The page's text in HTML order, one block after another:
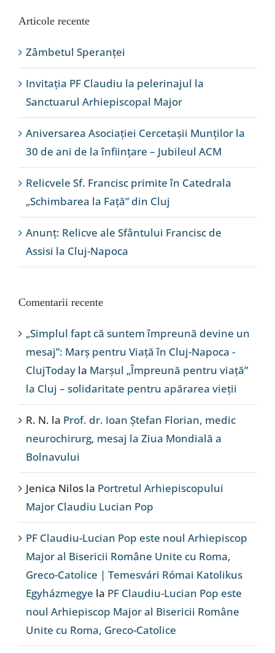
Articole recente
Zâmbetul Speranței
Invitația PF Claudiu la pelerinajul la
Sanctuarul Arhiepiscopal Major
Aniversarea Asociației Cercetașii Munților la
30 de ani de la înființare – Jubileul ACM
Relicvele Sf. Francisc primite în Catedrala
„Schimbarea la Față” din Cluj
Anunț: Relicve ale Sfântului Francisc de
Assisi la Cluj-Napoca
Comentarii recente
„Simplul fapt că suntem împreună devine un
mesaj”: Marș pentru Viață în Cluj-Napoca -
ClujToday la Marșul „Împreună pentru viață”
la Cluj – solidaritate pentru apărarea vieții
R. N. la Prof. dr. Ioan Ștefan Florian, medic
neurochirurg, mesaj la Ziua Mondială a
Bolnavului
Jenica Nilos la Portretul Arhiepiscopului
Major Claudiu Lucian Pop
PF Claudiu-Lucian Pop este noul Arhiepiscop
Major al Bisericii Române Unite cu Roma,
Greco-Catolice | Temesvári Római Katolikus
Egyházmegye la PF Claudiu-Lucian Pop este
noul Arhiepiscop Major al Bisericii Române
Unite cu Roma, Greco-Catolice